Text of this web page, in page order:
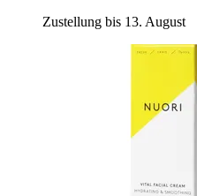
Zustellung bis 13. August